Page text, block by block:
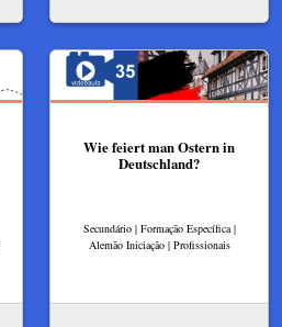
Wie feiert man Ostern in
Deutschland?
Secundário | Formação Específica |
Alemão Iniciação | Profissionais